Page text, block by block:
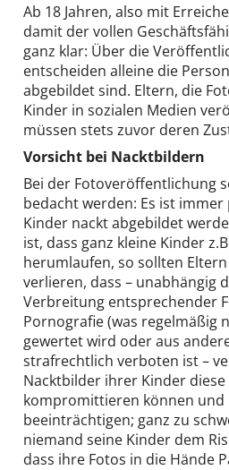
Ab 18 Jahren, also mit
damit der vollen
ganz klar: Über die
entscheiden alleine die
abgebildet sind. Eltern, die
Kinder in sozialen Medien
müssen stets zuvor deren
Vorsicht bei Nacktbildern
Bei der Fotoveröffentlichung
bedacht werden: Es ist
Kinder nackt abgebildet
ist, dass ganz kleine Kinder
herumlaufen, so sollten
verlieren, dass – unabhängig
Verbreitung entsprechender
Pornografie (was regelmäßig
gewertet wird oder aus
strafrechtlich verboten ist –
Nacktbilder ihrer Kinder
kompromittieren können
beeinträchtigen; ganz zu
niemand seine Kinder dem
dass ihre Fotos in die Hände